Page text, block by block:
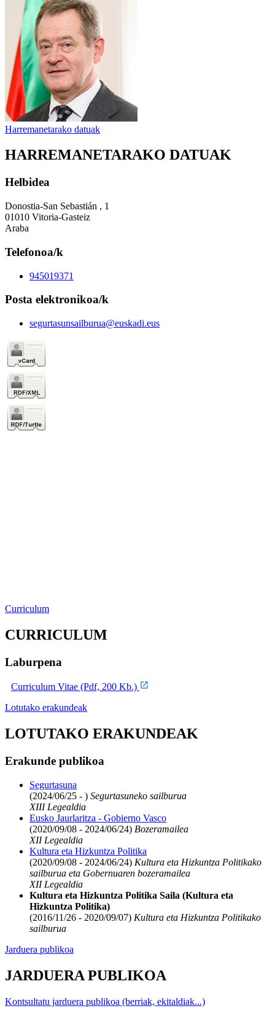
Harremanetarako datuak
HARREMANETARAKO DATUAK
Helbidea
Donostia-San Sebastián , 1
01010 Vitoria-Gasteiz
Araba
Telefonoa/k
945019371
Posta elektronikoa/k
segurtasunsailburua@euskadi.eus
Curriculum
CURRICULUM
Laburpena
Curriculum Vitae (Pdf, 200 Kb.)
Lotutako erakundeak
LOTUTAKO ERAKUNDEAK
Erakunde publikoa
Segurtasuna
(2024/06/25 - ) Segurtasuneko sailburua
XIII Legealdia
Eusko Jaurlaritza - Gobierno Vasco
(2020/09/08 - 2024/06/24) Bozeramailea
XII Legealdia
Kultura eta Hizkuntza Politika
(2020/09/08 - 2024/06/24) Kultura eta Hizkuntza Politikako
sailburua eta Gobernuaren bozeramailea
XII Legealdia
Kultura eta Hizkuntza Politika Saila (Kultura eta
Hizkuntza Politika)
(2016/11/26 - 2020/09/07) Kultura eta Hizkuntza Politikako
sailburua
Jarduera publikoa
JARDUERA PUBLIKOA
Kontsultatu jarduera publikoa (berriak, ekitaldiak...)